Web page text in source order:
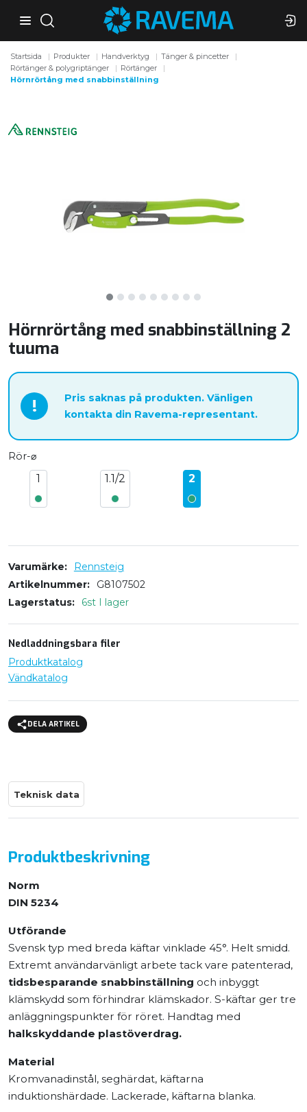
Startsida Produkter Handverktyg
Tänger & pincetter
Rörtänger & polygriptänger
Rörtänger
Hörnrörtång med snabbinställning
Hörnrörtång med snabbinställning 2
tuuma
!
Pris saknas på produkten. Vänligen
kontakta din Ravema-representant.
Rör-⌀
1 1.1/2 2
Varumärke
Rennsteig
Artikelnummer
G8107502
Lagerstatus
6st I lager
Nedladdningsbara filer
Produktkatalog
Vändkatalog
DELA ARTIKEL
Teknisk data
Produktbeskrivning
Norm
DIN 5234
Utförande
Svensk typ med breda käftar vinklade 45°. Helt smidd.
Extremt användarvänligt arbete tack vare patenterad,
tidsbesparande snabbinställning och inbyggt
klämskydd som förhindrar klämskador. S-käftar ger tre
anläggningspunkter för röret. Handtag med
halkskyddande plastöverdrag.
Material
Kromvanadinstål, seghärdat, käftarna
induktionshärdade. Lackerade, käftarna blanka.